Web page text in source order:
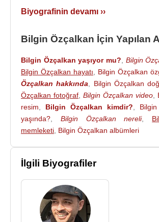
Biyografinin devamı ››
Bilgin Özçalkan İçin Yapılan
Bilgin Özçalkan yaşıyor mu? Bilgin
Bilgin Özçalkan hayatı
Bilgin Özçalkan
Özçalkan hakkında
Bilgin Özçalkan
Özçalkan fotoğraf Bilgin Özçalkan video
resim
Bilgin Özçalkan kimdir?
yaşında?
Bilgin Özçalkan nereli,
memleketi Bilgin Özçalkan albümleri
İlgili Biyografiler